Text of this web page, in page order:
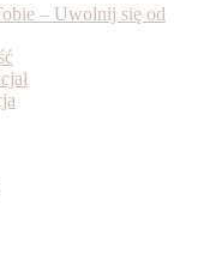
– Uwolnij się od